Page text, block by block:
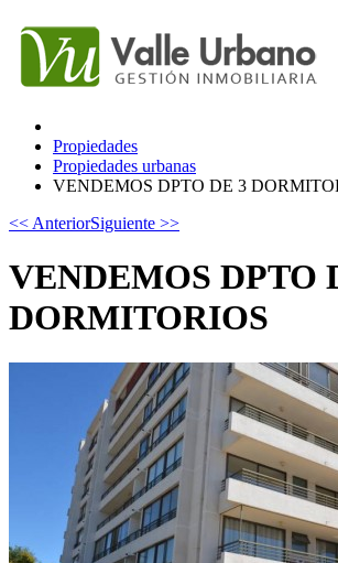
Propiedades
Propiedades urbanas
VENDEMOS DPTO DE 3
<< AnteriorSiguiente >>
VENDEMOS DPTO
DORMITORIOS